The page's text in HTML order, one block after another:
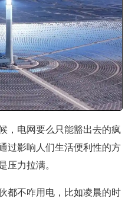
，电网要么只能豁出去的疯
过影响人们生活便利性的方
力拉满。
都不咋用电，比如凌晨的时